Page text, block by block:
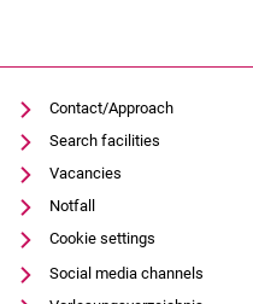
Contact/Approach
Search facilities
Vacancies
Notfall
Cookie settings
Social media channels